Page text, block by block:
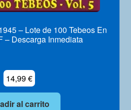
– Lote de 100 Tebeos En
– Descarga Inmediata
14,99€
al carrito